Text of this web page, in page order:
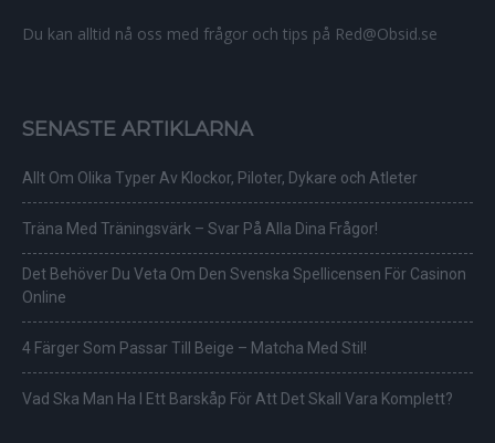
Du kan alltid nå oss med frågor och tips på Red@Obsid.se
SENASTE ARTIKLARNA
Allt Om Olika Typer Av Klockor, Piloter, Dykare och Atleter
Träna Med Träningsvärk – Svar På Alla Dina Frågor!
Det Behöver Du Veta Om Den Svenska Spellicensen För Casinon
Online
4 Färger Som Passar Till Beige – Matcha Med Stil!
Vad Ska Man Ha I Ett Barskåp För Att Det Skall Vara Komplett?